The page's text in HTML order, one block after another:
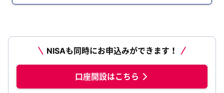
NISAも同時にお申込みができます！
口座開設はこちら